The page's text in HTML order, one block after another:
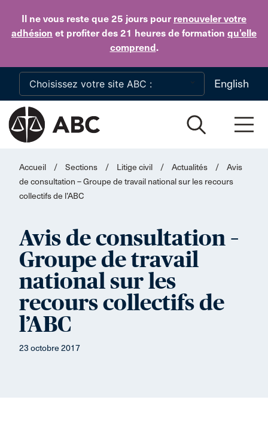
Il ne vous reste que 25 jours pour renouveler votre
adhésion et profiter des 21 heures de formation qu’elle
comprend.
Skip to main content
English
Accueil / Sections / Litige civil / Actualités /
Avis
de consultation – Groupe de travail national sur les recours
collectifs de l’ABC
Avis de consultation –
Groupe de travail
national sur les
recours collectifs de
l’ABC
23 octobre 2017